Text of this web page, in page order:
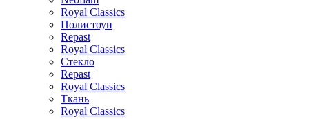
Royal Classics
Полистоун
Repast
Royal Classics
Стекло
Repast
Royal Classics
Ткань
Royal Classics